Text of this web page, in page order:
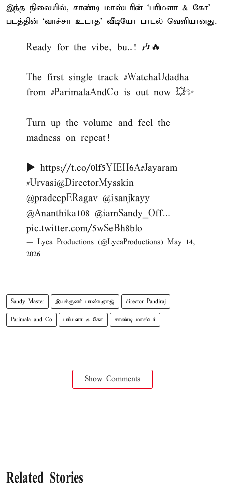
இந்த நிலையில், சாண்டி மாஸ்டரின் ‘பரிமளா & கோ’
படத்தின் ‘வாச்சா உடாத’ வீடியோ பாடல் வெளியானது.
Ready for the vibe, bu..! 🎶🔥
The first single track #WatchaUdadha
from #ParimalaAndCo is out now 💥✨
Turn up the volume and feel the
madness on repeat!
▶️ https://t.co/0lf5YIEH6A#Jayaram
#Urvasi@DirectorMysskin
@pradeepERagav @isanjkayy
@Ananthika108 @iamSandy_Off…
pic.twitter.com/5wSeBh8blo
— Lyca Productions (@LycaProductions) May 14,
2026
Sandy Master இயக்குனர் பாண்டிராஜ் director Pandiraj
Parimala and Co பரிமளா & கோ சாண்டி மாஸ்டர்
Show Comments
Related Stories